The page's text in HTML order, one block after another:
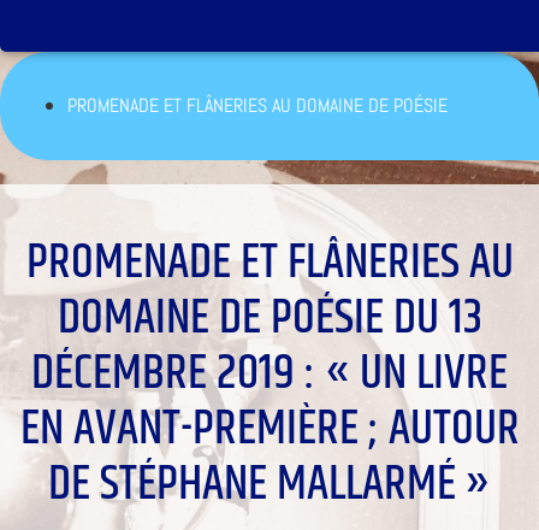
PROMENADE ET FLÂNERIES AU DOMAINE DE POÉSIE
PROMENADE ET FLÂNERIES AU
DOMAINE DE POÉSIE DU 13
DÉCEMBRE 2019 : « UN LIVRE
EN AVANT-PREMIÈRE ; AUTOUR
DE STÉPHANE MALLARMÉ »